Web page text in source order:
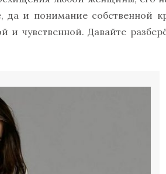
да и понимание собственной
и чувственной. Давайте